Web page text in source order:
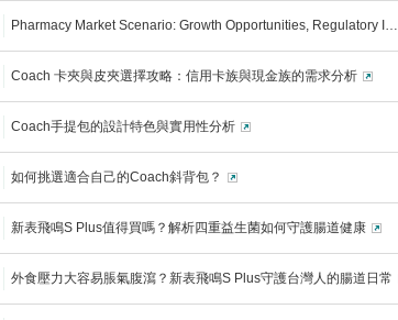
Pharmacy Market Scenario: Growth Opportunities, Regulatory I…
Coach 卡夾與皮夾選擇攻略：信用卡族與現金族的需求分析
Coach手提包的設計特色與實用性分析
如何挑選適合自己的Coach斜背包？
新表飛鳴S Plus值得買嗎？解析四重益生菌如何守護腸道健康
外食壓力大容易脹氣腹瀉？新表飛鳴S Plus守護台灣人的腸道日常